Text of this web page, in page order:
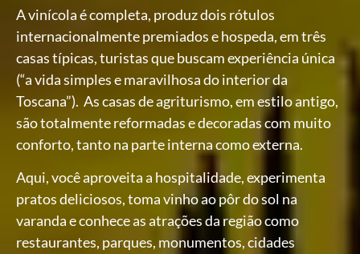
A vinícola é completa, produz dois rótulos
internacionalmente premiados e hospeda, em três
casas típicas, turistas que buscam experiência única
(“a vida simples e maravilhosa do interior da
Toscana”). As casas de agriturismo, em estilo antigo,
são totalmente reformadas e decoradas com muito
conforto, tanto na parte interna como externa.
Aqui, você aproveita a hospitalidade, experimenta
pratos deliciosos, toma vinho ao pôr do sol na
varanda e conhece as atrações da região como
restaurantes, parques, monumentos, cidades